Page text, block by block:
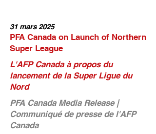
31 mars 2025
PFA Canada on Launch of Northern
Super League
L'AFP Canada à propos du
lancement de la Super Ligue du
Nord
PFA Canada Media Release |
Communiqué de presse de l'AFP
Canada